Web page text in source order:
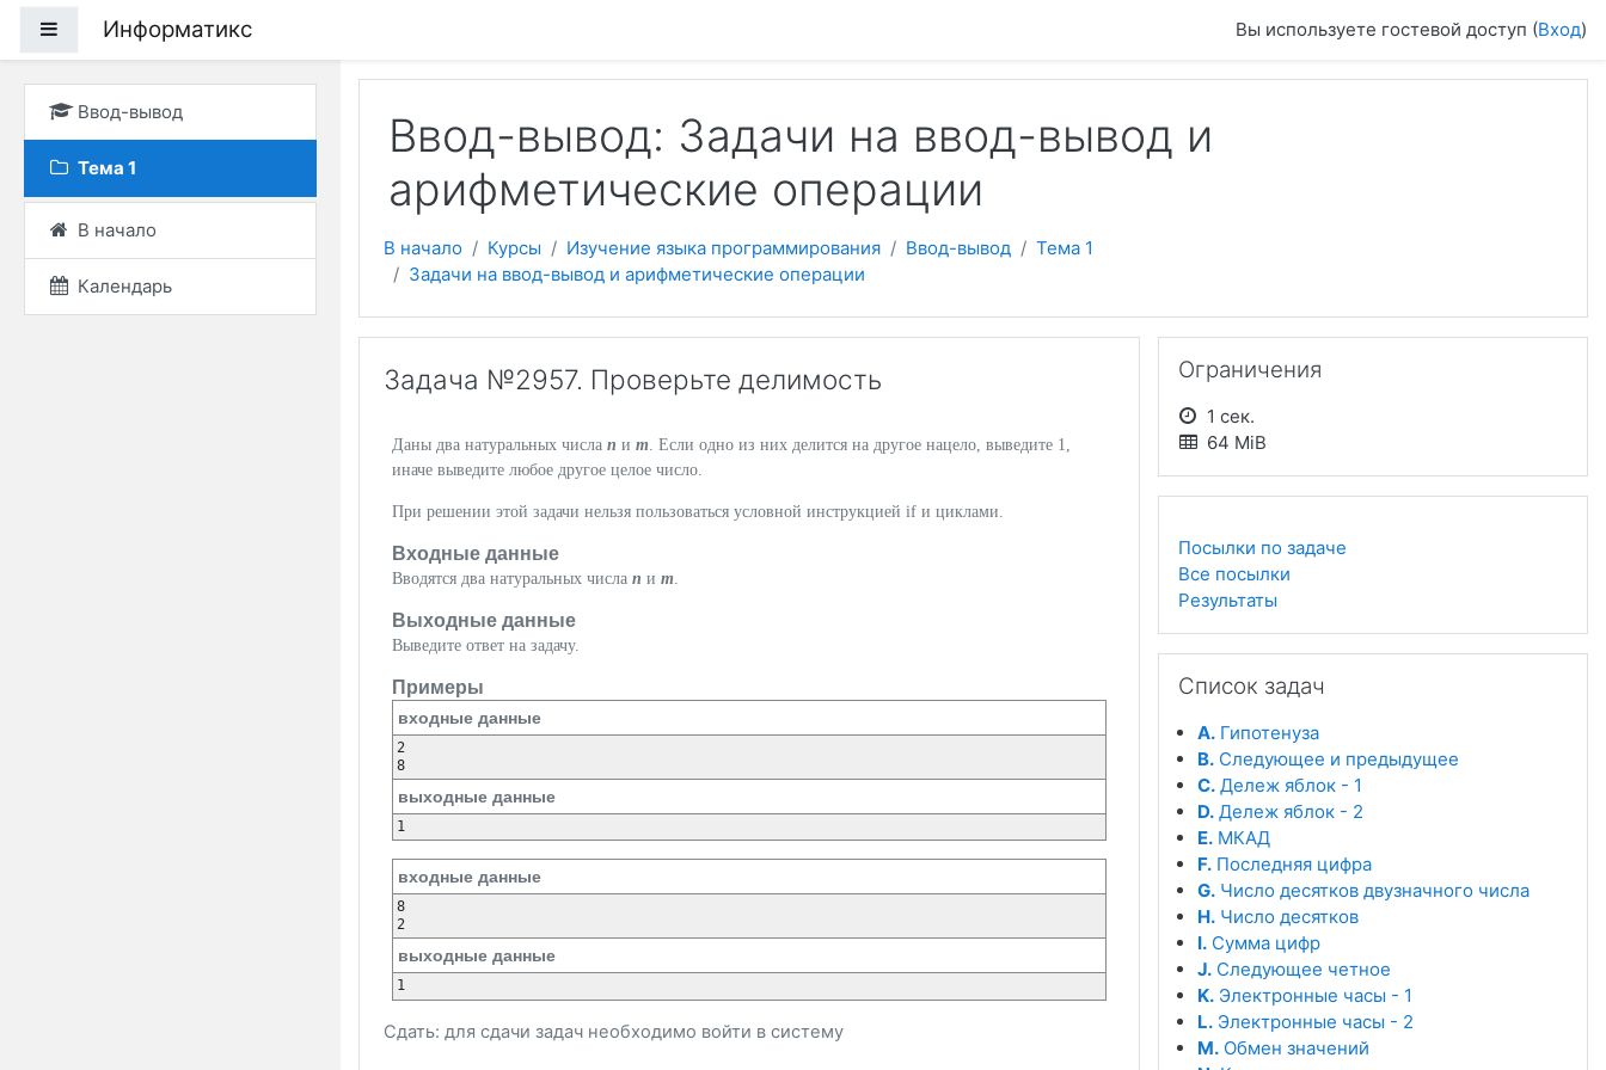
Боковая панель
Информатикс Вы используете гостевой доступ (Вход)
Ввод-вывод
Тема 1
В начало
Календарь
Ввод-вывод: Задачи на ввод-вывод и
арифметические операции
В начало Курсы Изучение языка программирования Ввод-вывод
Тема 1
Задачи на ввод-вывод и арифметические операции
Задача №2957. Проверьте делимость
Даны два натуральных числа n и m. Если одно из них делится на другое нацело, выведите 1,
иначе выведите любое другое целое число.
При решении этой задачи нельзя пользоваться условной инструкцией if и циклами.
Входные данные
Вводятся два натуральных числа n и m.
Выходные данные
Выведите ответ на задачу.
Примеры
входные данные
2
выходные данные
входные данные
8
выходные данные
Сдать: для сдачи задач необходимо войти в систему
Ограничения
1 сек.
64 MiB
Посылки по задаче
Все посылки
Результаты
Список задач
A. Гипотенуза
B. Следующее и предыдущее
C. Дележ яблок - 1
D. Дележ яблок - 2
E. МКАД
F. Последняя цифра
G. Число десятков двузначного числа
H. Число десятков
I. Сумма цифр
J. Следующее четное
K. Электронные часы - 1
L. Электронные часы - 2
M. Обмен значений